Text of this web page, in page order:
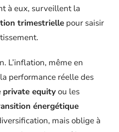
à eux, surveillent la
trimestrielle pour saisir
L’inflation, même en
performance réelle des
private equityou les
énergétique
mais oblige à